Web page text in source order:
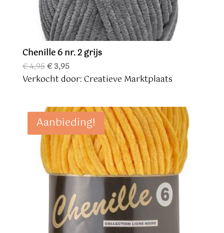
Chenille 6 nr. 2 grijs
€4,95Oorspronkelijke
prijs
€3,95Huidige
prijs
Verkocht door: Creatieve Marktplaats
Aanbieding!